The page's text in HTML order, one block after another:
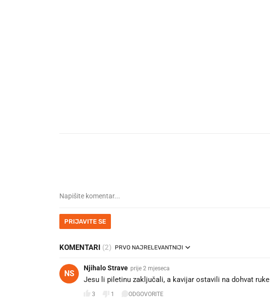
PRIJAVITE SE
KOMENTARI (2) PRVO NAJRELEVANTNIJI
NS
Njihalo Strave prije 2 mjeseca
Jesu li piletinu zaključali, a kavijar ostavili na dohvat ruke
3 1 ODGOVORITE